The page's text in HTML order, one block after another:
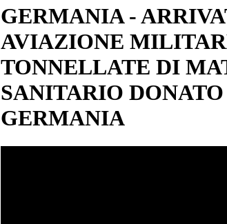
GERMANIA -
AVIAZIONE
TONNELLATE DI
SANITARIO
GERMANIA